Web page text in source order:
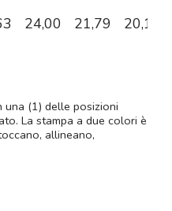
24,00 21,79 20,19
una (1) delle posizioni
La stampa a due colori è
allineano,